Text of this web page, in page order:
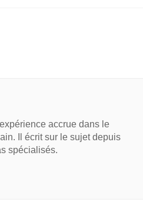
accrue dans le
Il écrit sur le sujet depuis
spécialisés.